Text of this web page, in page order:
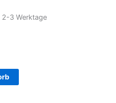
2-3 Werktage